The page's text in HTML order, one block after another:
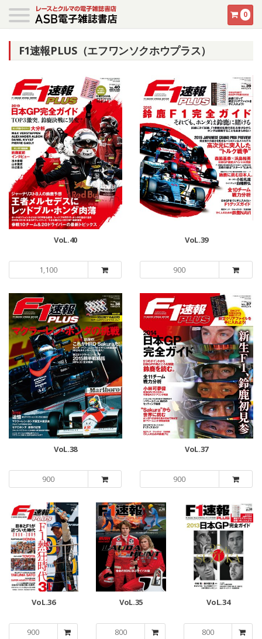
0
F1速報PLUS（エフワンソクホウプラス）
VoL.40
1,100
VoL.39
900
VoL.38
900
VoL.37
900
VoL.36
900
VoL.35
800
VoL.34
800